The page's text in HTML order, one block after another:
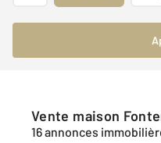
Vente maison
16 annonces